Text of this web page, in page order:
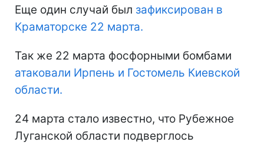
Еще один случай был зафиксирован в
Краматорске 22 марта.
Так же 22 марта фосфорными бомбами
атаковали Ирпень и Гостомель Киевской
области.
24 марта стало известно, что Рубежное
Луганской области подверглось